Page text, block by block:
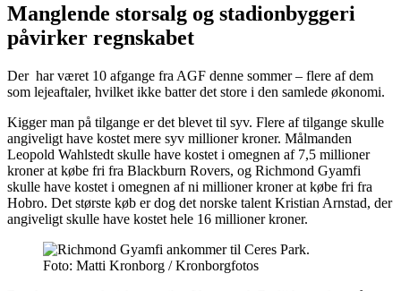
Manglende storsalg og stadionbyggeri
påvirker regnskabet
Der har været 10 afgange fra AGF denne sommer – flere af dem
som lejeaftaler, hvilket ikke batter det store i den samlede økonomi.
Kigger man på tilgange er det blevet til syv. Flere af tilgange skulle
angiveligt have kostet mere syv millioner kroner. Målmanden
Leopold Wahlstedt skulle have kostet i omegnen af 7,5 millioner
kroner at købe fri fra Blackburn Rovers, og Richmond Gyamfi
skulle have kostet i omegnen af ni millioner kroner at købe fri fra
Hobro. Det største køb er dog det norske talent Kristian Arnstad, der
angiveligt skulle have kostet hele 16 millioner kroner.
Foto: Matti Kronborg / Kronborgfotos